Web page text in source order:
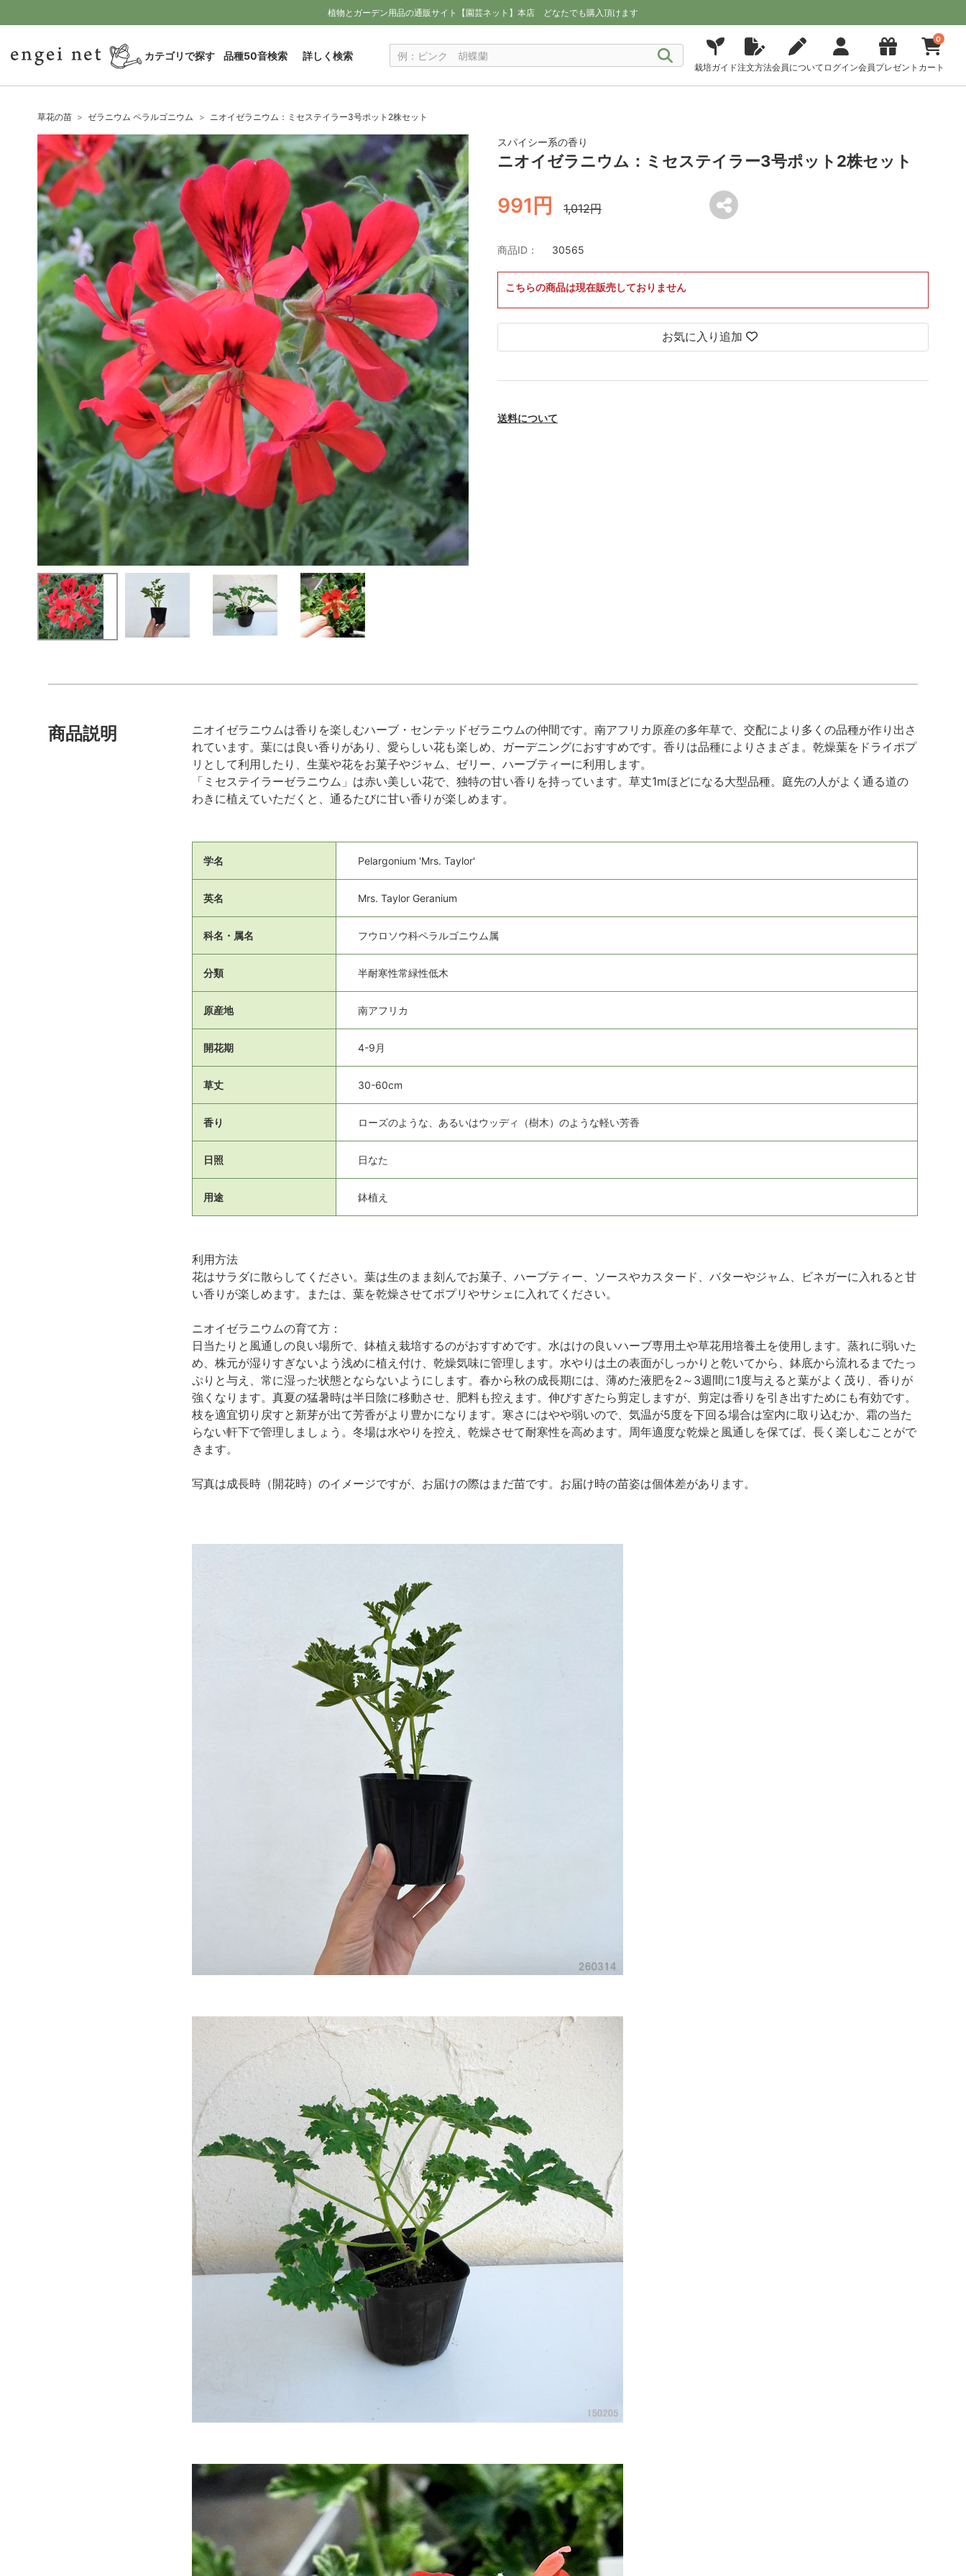
植物とガーデン用品の通販サイト【園芸ネット】本店 どなたでも購入頂けます
カテゴリで探す 品種50音検索 詳しく検索
栽培ガイド注文方法会員について ログイン会員プレゼント
0
カート
草花の苗 ゼラニウム ペラルゴニウム ニオイゼラニウム：ミセステイラー3号ポット2株セット
スパイシー系の香り
ニオイゼラニウム：ミセステイラー3号ポット2株セット
991円 1,012円
商品ID： 30565
こちらの商品は現在販売しておりません
お気に入り追加
送料について
商品説明
ニオイゼラニウムは香りを楽しむハーブ・センテッドゼラニウムの仲間です。南アフリカ原産の多年草で、交配により多くの品種が作り出さ
れています。葉には良い香りがあり、愛らしい花も楽しめ、ガーデニングにおすすめです。香りは品種によりさまざま。乾燥葉をドライポプ
リとして利用したり、生葉や花をお菓子やジャム、ゼリー、ハーブティーに利用します。
「ミセステイラーゼラニウム」は赤い美しい花で、独特の甘い香りを持っています。草丈1mほどになる大型品種。庭先の人がよく通る道の
わきに植えていただくと、通るたびに甘い香りが楽しめます。
学名 Pelargonium 'Mrs. Taylor'
英名 Mrs. Taylor Geranium
科名・属名 フウロソウ科ペラルゴニウム属
分類 半耐寒性常緑性低木
原産地 南アフリカ
開花期 4-9月
草丈 30-60cm
香り ローズのような、あるいはウッディ（樹木）のような軽い芳香
日照 日なた
用途 鉢植え
利用方法
花はサラダに散らしてください。葉は生のまま刻んでお菓子、ハーブティー、ソースやカスタード、バターやジャム、ビネガーに入れると甘
い香りが楽しめます。または、葉を乾燥させてポプリやサシェに入れてください。
ニオイゼラニウムの育て方：
日当たりと風通しの良い場所で、鉢植え栽培するのがおすすめです。水はけの良いハーブ専用土や草花用培養土を使用します。蒸れに弱いた
め、株元が湿りすぎないよう浅めに植え付け、乾燥気味に管理します。水やりは土の表面がしっかりと乾いてから、鉢底から流れるまでたっ
ぷりと与え、常に湿った状態とならないようにします。春から秋の成長期には、薄めた液肥を2～3週間に1度与えると葉がよく茂り、香りが
強くなります。真夏の猛暑時は半日陰に移動させ、肥料も控えます。伸びすぎたら剪定しますが、剪定は香りを引き出すためにも有効です。
枝を適宜切り戻すと新芽が出て芳香がより豊かになります。寒さにはやや弱いので、気温が5度を下回る場合は室内に取り込むか、霜の当た
らない軒下で管理しましょう。冬場は水やりを控え、乾燥させて耐寒性を高めます。周年適度な乾燥と風通しを保てば、長く楽しむことがで
きます。
写真は成長時（開花時）のイメージですが、お届けの際はまだ苗です。お届け時の苗姿は個体差があります。